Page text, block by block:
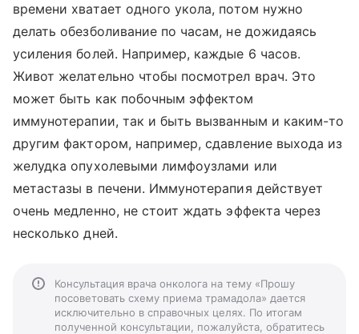
времени хватает одного укола, потом нужно
делать обезболивание по часам, не дожидаясь
усиления болей. Например, каждые 6 часов.
Живот желательно чтобы посмотрел врач. Это
может быть как побочным эффектом
иммунотерапии, так и быть вызванным и каким-то
другим фактором, например, сдавление выхода из
желудка опухолевыми лимфоузлами или
метастазы в печени. Иммунотерапия действует
очень медленно, не стоит ждать эффекта через
несколько дней.
Консультация врача онколога на тему «Прошу
посоветовать схему приема трамадола» дается
исключительно в справочных целях. По итогам
полученной консультации, пожалуйста, обратитесь